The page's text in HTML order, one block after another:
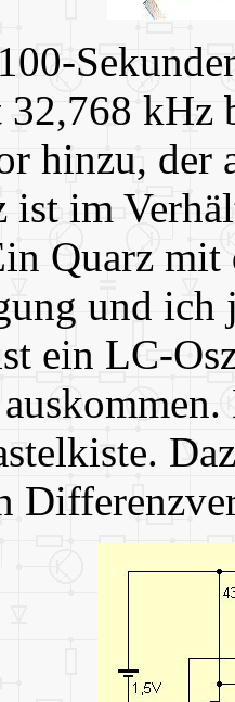
32,768 kHz
hinzu, der
ist im
Quarz mit
und ich
ein LC-